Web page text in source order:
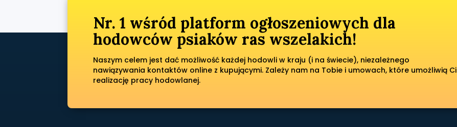
Nr. 1 wśród platform ogłoszeniowych dla
hodowców psiaków ras wszelakich!
Naszym celem jest dać możliwość każdej hodowli w kraju (i na świecie), niezależnego
nawiązywania kontaktów online z kupującymi. Zależy nam na Tobie i umowach, które umożliwią Ci
realizację pracy hodowlanej.